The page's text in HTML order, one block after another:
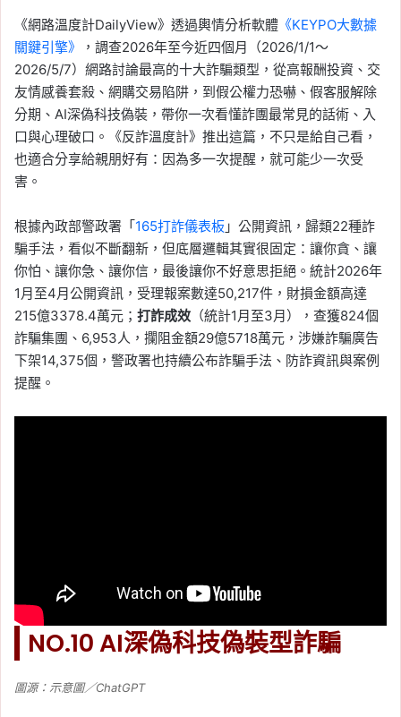
《網路溫度計DailyView》透過輿情分析軟體 《KEYPO大數據
關鍵引擎》
，調查2026年至今近四個月（2026/1/1～
2026/5/7）網路討論最高的十大詐騙類型，從高報酬投資、交
友情感養套殺、網購交易陷阱，到假公權力恐嚇、假客服解除
分期、AI深偽科技偽裝，帶你一次看懂詐團最常見的話術、入
口與心理破口。《反詐溫度計》推出這篇，不只是給自己看，
也適合分享給親朋好有：因為多一次提醒，就可能少一次受
害。
根據內政部警政署「 165打詐儀表板 」公開資訊，歸類22種詐
騙手法，看似不斷翻新，但底層邏輯其實很固定：讓你貪、讓
你怕、讓你急、讓你信，最後讓你不好意思拒絕。統計2026年
1月至4月公開資訊，受理報案數達50,217件，財損金額高達
215億3378.4萬元； 打詐成效 （統計1月至3月），查獲824個
詐騙集團、6,953人，攔阻金額29億5718萬元，涉嫌詐騙廣告
下架14,375個，警政署也持續公布詐騙手法、防詐資訊與案例
提醒。
NO.10 AI深偽科技偽裝型詐騙
圖源：示意圖／ChatGPT